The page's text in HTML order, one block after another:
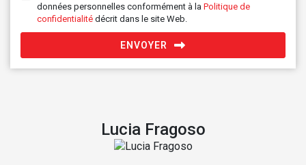
données personnelles conformément à la Politique de
confidentialité décrit dans le site Web.
ENVOYER
Lucia Fragoso